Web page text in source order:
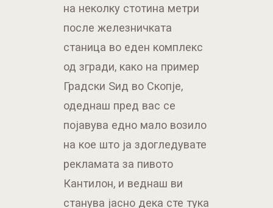
на неколку стотина метри
после железничката
станица во еден комплекс
од згради, како на пример
Градски Ѕид во Скопје,
одеднаш пред вас се
појавува едно мало возило
на кое што ја здогледувате
рекламата за пивото
Кантилон, и веднаш ви
станува јасно дека сте тука